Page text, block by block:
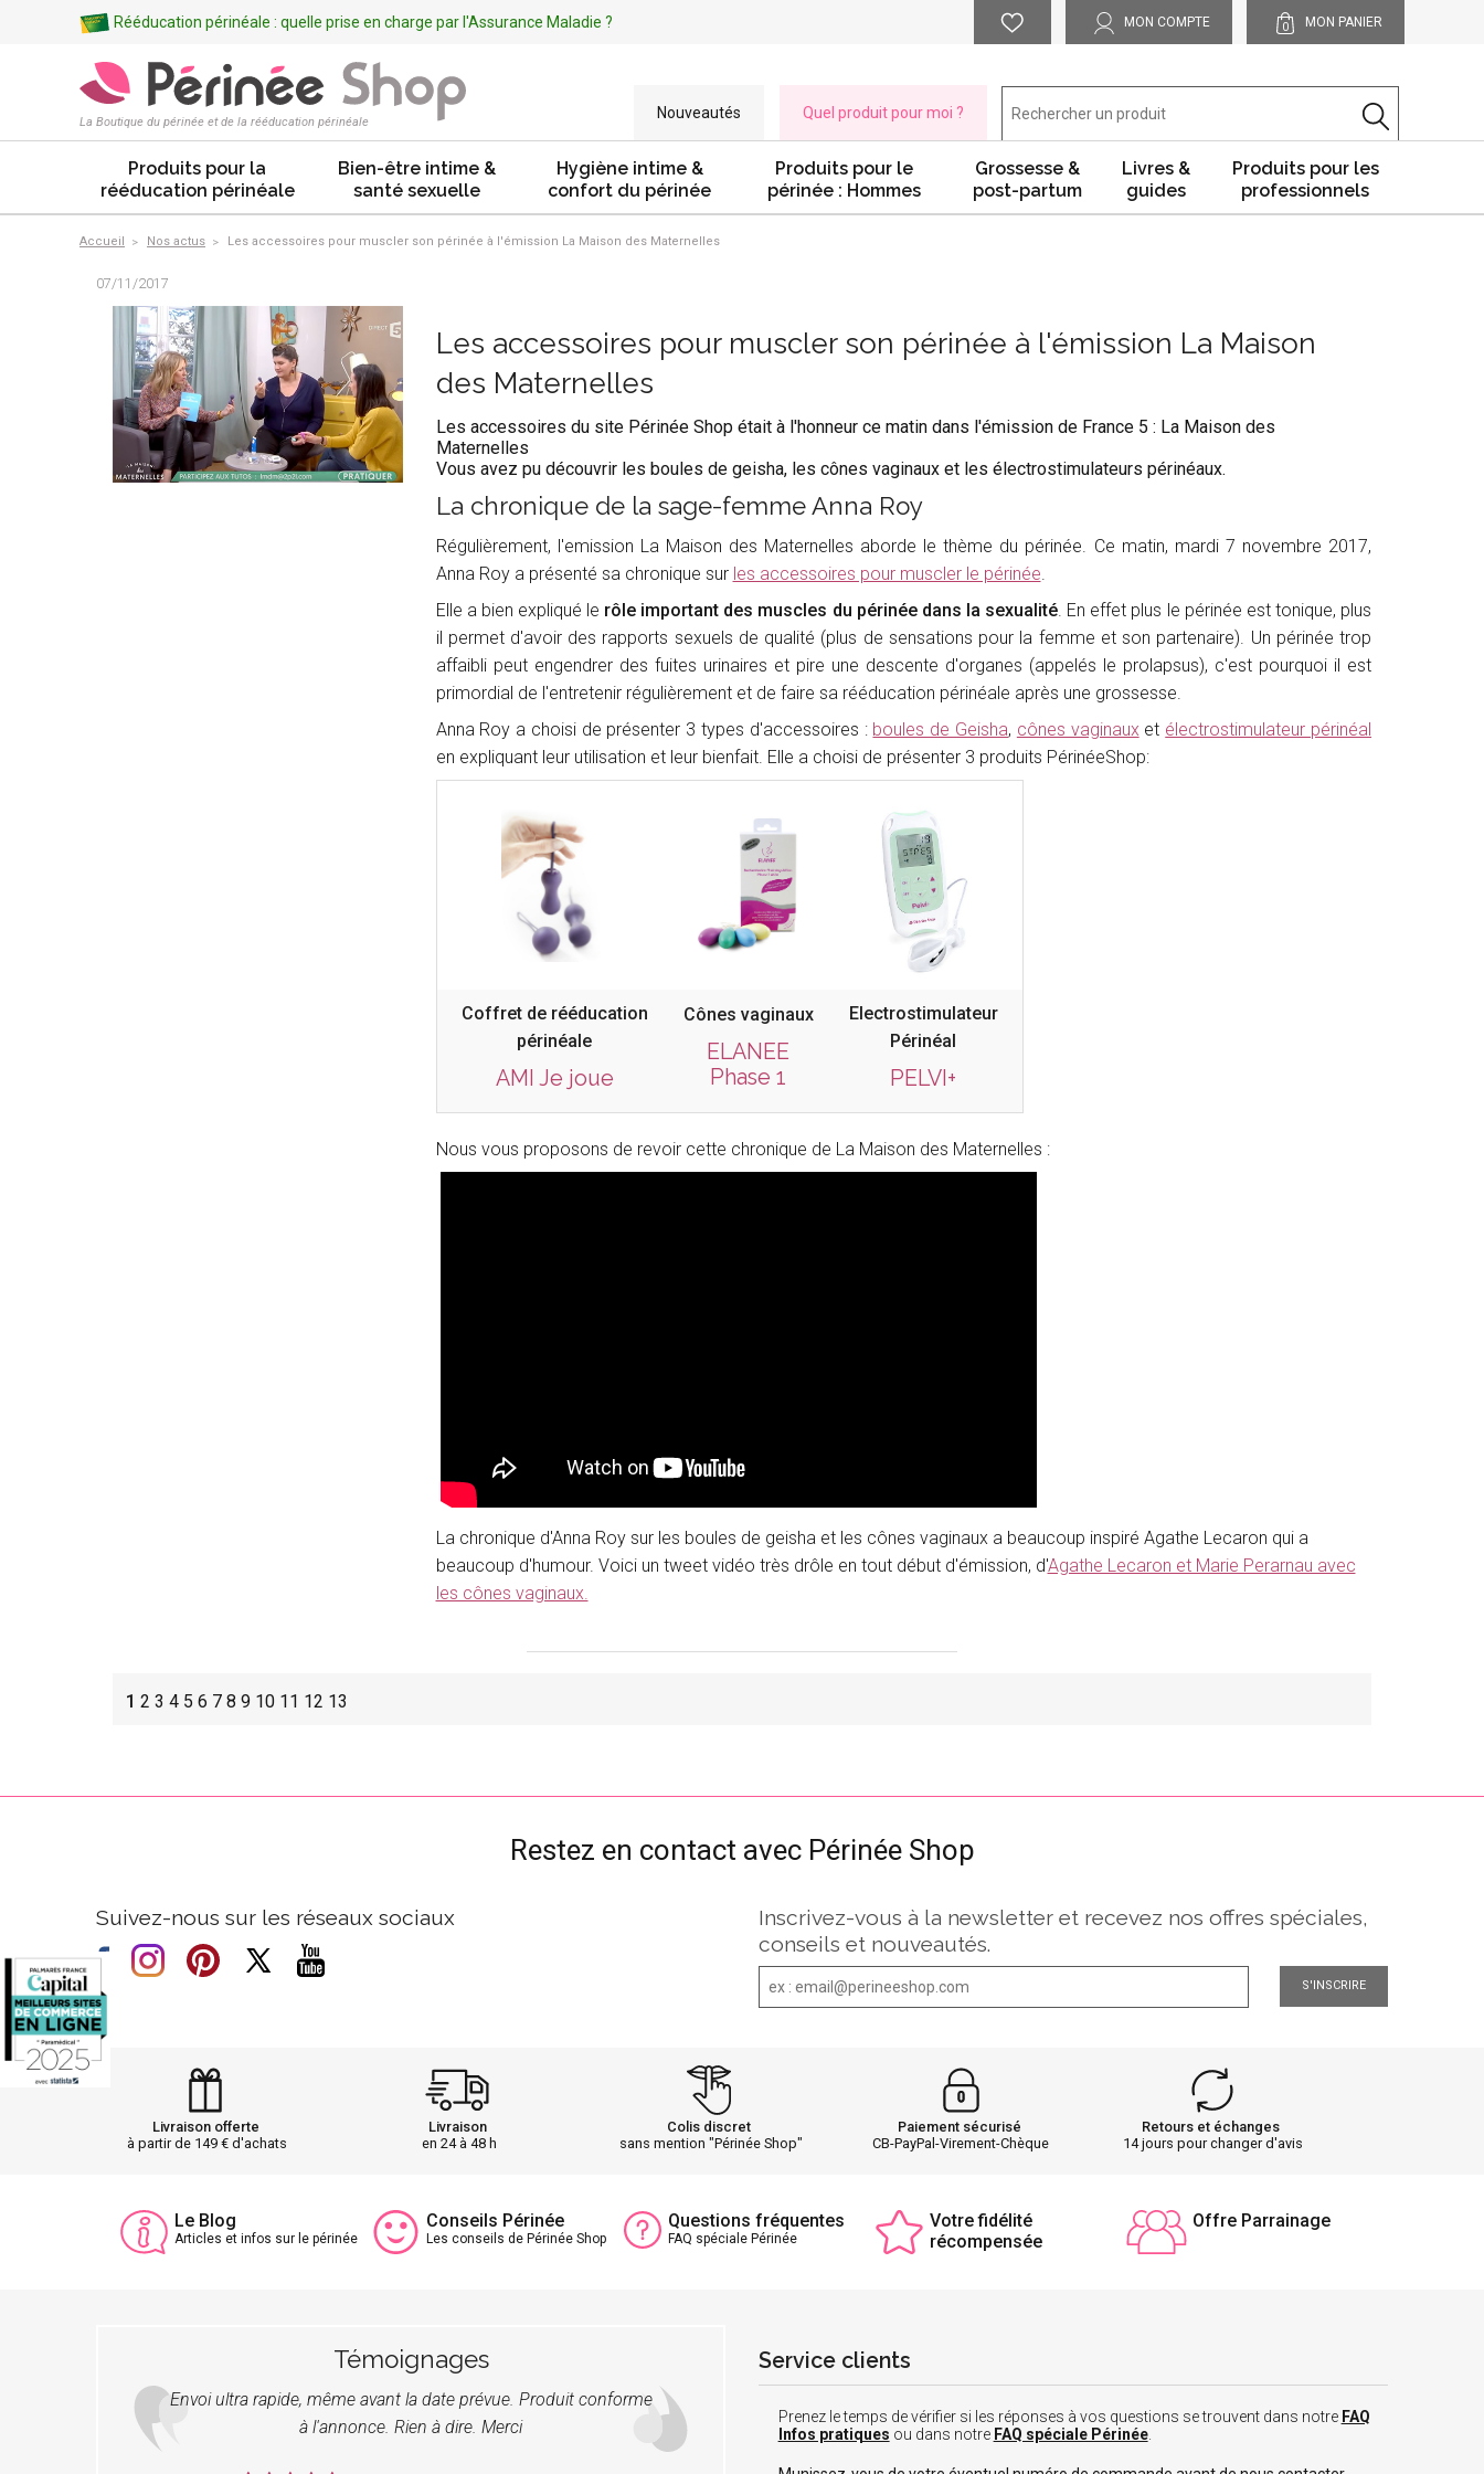
Rééducation périnéale : quelle prise en charge par l'Assurance Maladie ? MON COMPTE 0 MON PANIER
La Boutique du périnée et de la rééducation périnéale
Nouveautés Quel produit pour moi ?
Produits pour la
rééducation périnéale
Bien-être intime &
santé sexuelle
Hygiène intime &
confort du périnée
Produits pour le
périnée : Hommes
Grossesse &
post-partum
Livres &
guides
Produits pour les
professionnels
Accueil Nos actus Les accessoires pour muscler son périnée à l'émission La Maison des Maternelles
07/11/2017
Les accessoires pour muscler son périnée à l'émission La Maison
des Maternelles
Les accessoires du site Périnée Shop était à l'honneur ce matin dans l'émission de France 5 : La Maison des
Maternelles
Vous avez pu découvrir les boules de geisha, les cônes vaginaux et les électrostimulateurs périnéaux.
La chronique de la sage-femme Anna Roy
Régulièrement, l'emission La Maison des Maternelles aborde le thème du périnée. Ce matin, mardi 7 novembre 2017,
Anna Roy a présenté sa chronique sur les accessoires pour muscler le périnée.
Elle a bien expliqué le rôle important des muscles du périnée dans la sexualité. En effet plus le périnée est tonique, plus
il permet d'avoir des rapports sexuels de qualité (plus de sensations pour la femme et son partenaire). Un périnée trop
affaibli peut engendrer des fuites urinaires et pire une descente d'organes (appelés le prolapsus), c'est pourquoi il est
primordial de l'entretenir régulièrement et de faire sa rééducation périnéale après une grossesse.
Anna Roy a choisi de présenter 3 types d'accessoires : boules de Geisha, cônes vaginaux et électrostimulateur périnéal
en expliquant leur utilisation et leur bienfait. Elle a choisi de présenter 3 produits PérinéeShop:
Coffret de rééducation
périnéale
AMI Je joue
Cônes vaginaux
ELANEE
Phase 1
Electrostimulateur
Périnéal
PELVI+
Nous vous proposons de revoir cette chronique de La Maison des Maternelles :
La chronique d'Anna Roy sur les boules de geisha et les cônes vaginaux a beaucoup inspiré Agathe Lecaron qui a
beaucoup d'humour. Voici un tweet vidéo très drôle en tout début d'émission, d'Agathe Lecaron et Marie Perarnau avec
les cônes vaginaux.
1 2 3 4 5 6 7 8 9 10 11 12 13
Restez en contact avec Périnée Shop
Suivez-nous sur les réseaux sociaux
Inscrivez-vous à la newsletter et recevez nos offres spéciales,
conseils et nouveautés.
S'INSCRIRE
Livraison offerte
à partir de 149 € d'achats
Livraison
en 24 à 48 h
Colis discret
sans mention "Périnée Shop"
Paiement sécurisé
CB-PayPal-Virement-Chèque
Retours et échanges
14 jours pour changer d'avis
Le Blog
Articles et infos sur le périnée
Conseils Périnée
Les conseils de Périnée Shop
Questions fréquentes
FAQ spéciale Périnée
Votre fidélité
récompensée
Offre Parrainage
Témoignages
Envoi ultra rapide, même avant la date prévue. Produit conforme
à l'annonce. Rien à dire. Merci
Service clients
Prenez le temps de vérifier si les réponses à vos questions se trouvent dans notre FAQ
Infos pratiques ou dans notre FAQ spéciale Périnée.